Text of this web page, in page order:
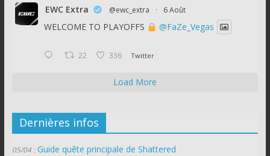
EWC Extra @ewc_extra · 6 Août
WELCOME TO PLAYOFFS @FaZe_Vegas
22 336 Twitter
Load More
Dernières infos
05/04 : Guide quête principale de Shattered